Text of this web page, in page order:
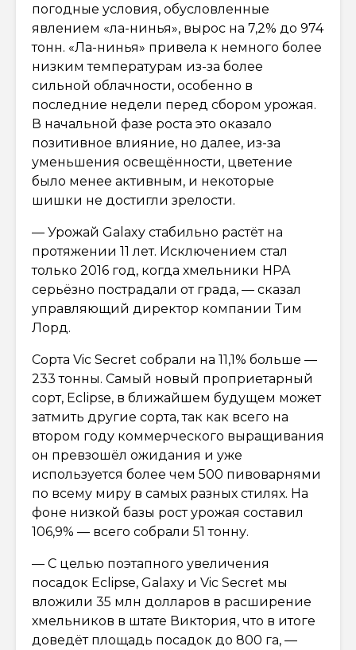
погодные условия, обусловленные
явлением «ла-нинья», вырос на 7,2% до 974
тонн. «Ла-нинья» привела к немного более
низким температурам из-за более
сильной облачности, особенно в
последние недели перед сбором урожая.
В начальной фазе роста это оказало
позитивное влияние, но далее, из-за
уменьшения освещённости, цветение
было менее активным, и некоторые
шишки не достигли зрелости.
— Урожай Galaxy стабильно растёт на
протяжении 11 лет. Исключением стал
только 2016 год, когда хмельники HPA
серьёзно пострадали от града, — сказал
управляющий директор компании Тим
Лорд.
Сорта Vic Secret собрали на 11,1% больше —
233 тонны. Самый новый проприетарный
сорт, Eclipse, в ближайшем будущем может
затмить другие сорта, так как всего на
втором году коммерческого выращивания
он превзошёл ожидания и уже
используется более чем 500 пивоварнями
по всему миру в самых разных стилях. На
фоне низкой базы рост урожая составил
106,9% — всего собрали 51 тонну.
— С целью поэтапного увеличения
посадок Eclipse, Galaxy и Vic Secret мы
вложили 35 млн долларов в расширение
хмельников в штате Виктория, что в итоге
доведёт площадь посадок до 800 га, —